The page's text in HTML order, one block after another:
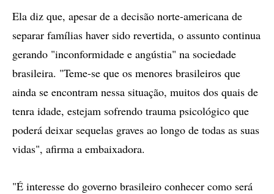
Ela diz que, apesar de a decisão norte-americana de
separar famílias haver sido revertida, o assunto continua
gerando "inconformidade e angústia" na sociedade
brasileira. "Teme-se que os menores brasileiros que
ainda se encontram nessa situação, muitos dos quais de
tenra idade, estejam sofrendo trauma psicológico que
poderá deixar sequelas graves ao longo de todas as suas
vidas", afirma a embaixadora.
"É interesse do governo brasileiro conhecer como será